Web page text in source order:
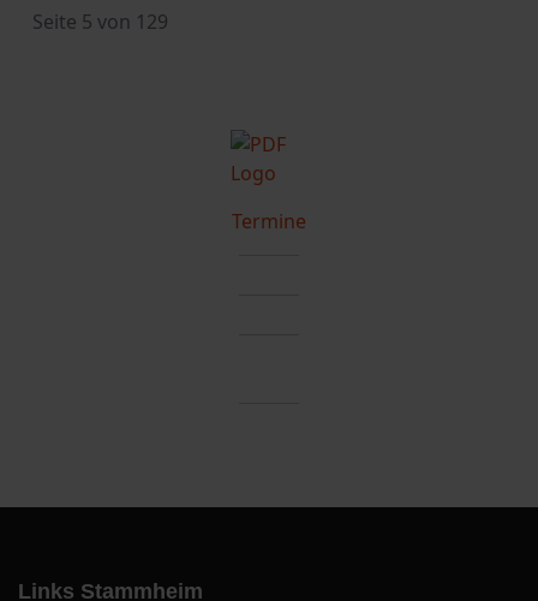
Seite 5 von 129
Termine
Links Stammheim